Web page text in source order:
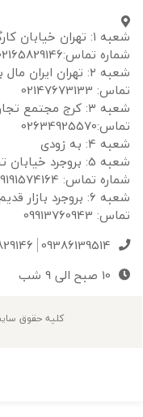
شعبه ۱: تهران خیابان
تماس:02165829146
شعبه ۳: کرج مجتمع
به زودی
شعبه 5: بروجرد
تماس: 09191574164
09386139514
10 صبح الی 9 شب
کلیه حقوق سایت